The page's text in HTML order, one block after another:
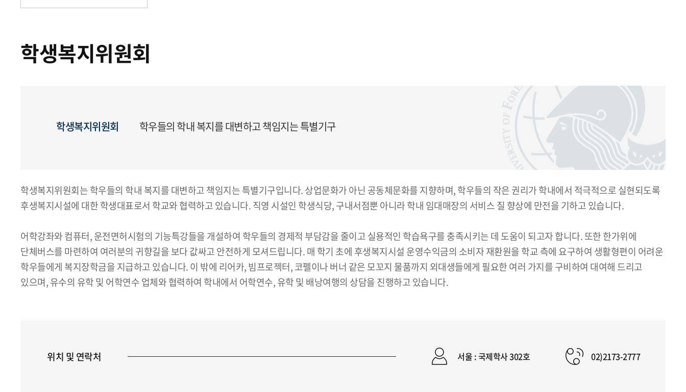
학생복지위원회
학생복지위원회 학우들의 학내 복지를 대변하고 책임지는 특별기구
학생복지위원회는 학우들의 학내 복지를 대변하고 책임지는 특별기구입니다. 상업문화가 아닌 공동체문화를 지향하며, 학우들의 작은 권리가 학내에서 적극적으로 실현되도록
후생복지시설에 대한 학생대표로서 학교와 협력하고 있습니다. 직영 시설인 학생식당, 구내서점뿐 아니라 학내 임대매장의 서비스 질 향상에 만전을 기하고 있습니다.
어학강좌와 컴퓨터, 운전면허시험의 기능특강들을 개설하여 학우들의 경제적 부담감을 줄이고 실용적인 학습욕구를 충족시키는 데 도움이 되고자 합니다. 또한 한가위에
단체버스를 마련하여 여러분의 귀향길을 보다 값싸고 안전하게 모셔드립니다. 매 학기 초에 후생복지시설 운영수익금의 소비자 재환원을 학교 측에 요구하여 생활형편이 어려운
학우들에게 복지장학금을 지급하고 있습니다. 이 밖에 리어카, 빔프로젝터, 코펠이나 버너 같은 모꼬지 물품까지 외대생들에게 필요한 여러 가지를 구비하여 대여해 드리고
있으며, 유수의 유학 및 어학연수 업체와 협력하여 학내에서 어학연수, 유학 및 배낭여행의 상담을 진행하고 있습니다.
위치 및 연락처 서울 : 국제학사 302호 02)2173-2777